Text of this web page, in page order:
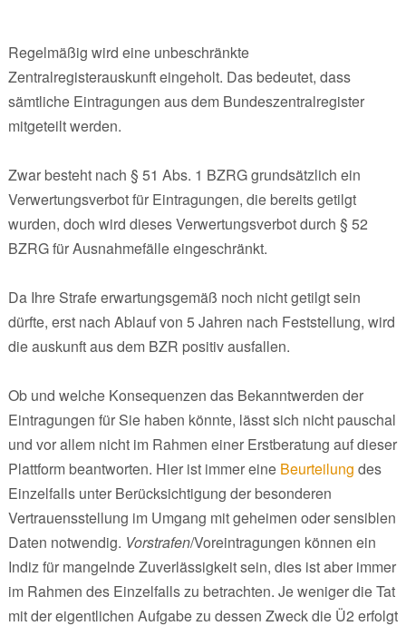
Regelmäßig wird eine unbeschränkte
Zentralregisterauskunft eingeholt. Das bedeutet, dass
sämtliche Eintragungen aus dem Bundeszentralregister
mitgeteilt werden.
Zwar besteht nach § 51 Abs. 1 BZRG grundsätzlich ein
Verwertungsverbot für Eintragungen, die bereits getilgt
wurden, doch wird dieses Verwertungsverbot durch § 52
BZRG für Ausnahmefälle eingeschränkt.
Da Ihre Strafe erwartungsgemäß noch nicht getilgt sein
dürfte, erst nach Ablauf von 5 Jahren nach Feststellung, wird
die auskunft aus dem BZR positiv ausfallen.
Ob und welche Konsequenzen das Bekanntwerden der
Eintragungen für Sie haben könnte, lässt sich nicht pauschal
und vor allem nicht im Rahmen einer Erstberatung auf dieser
Plattform beantworten. Hier ist immer eine Beurteilung des
Einzelfalls unter Berücksichtigung der besonderen
Vertrauensstellung im Umgang mit geheimen oder sensiblen
Daten notwendig. Vorstrafen/Voreintragungen können ein
Indiz für mangelnde Zuverlässigkeit sein, dies ist aber immer
im Rahmen des Einzelfalls zu betrachten. Je weniger die Tat
mit der eigentlichen Aufgabe zu dessen Zweck die Ü2 erfolgt